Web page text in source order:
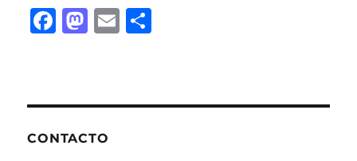
F
e
o
M
o
o
E
l
p
CONTACTO